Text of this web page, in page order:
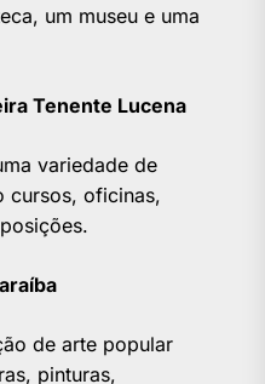
um museu e uma
Tenente Lucena
variedade de
cursos, oficinas,
de arte popular
pinturas,